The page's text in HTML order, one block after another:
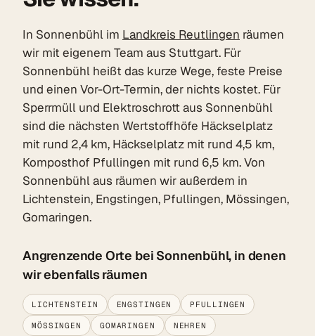
In Sonnenbühl im Landkreis Reutlingen räumen
wir mit eigenem Team aus Stuttgart. Für
Sonnenbühl heißt das kurze Wege, feste Preise
und einen Vor-Ort-Termin, der nichts kostet. Für
Sperrmüll und Elektroschrott aus Sonnenbühl
sind die nächsten Wertstoffhöfe Häckselplatz
mit rund 2,4 km, Häckselplatz mit rund 4,5 km,
Komposthof Pfullingen mit rund 6,5 km. Von
Sonnenbühl aus räumen wir außerdem in
Lichtenstein, Engstingen, Pfullingen, Mössingen,
Gomaringen.
Angrenzende Orte bei Sonnenbühl, in denen
wir ebenfalls räumen
LICHTENSTEIN ENGSTINGEN PFULLINGEN
MÖSSINGEN GOMARINGEN NEHREN